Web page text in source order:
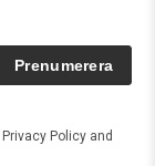
Prenumerera
Privacy Policy and